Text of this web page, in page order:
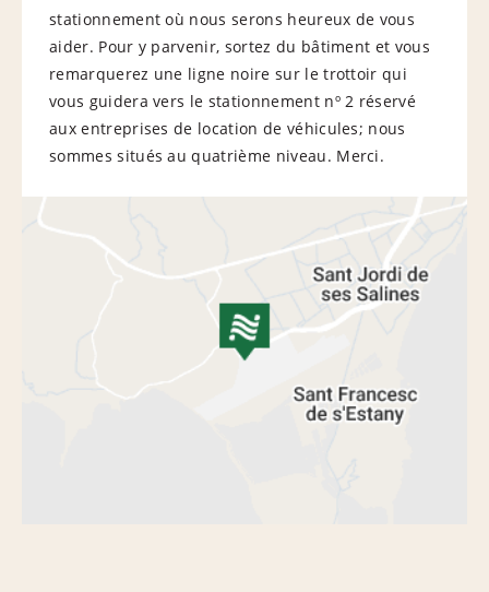
stationnement où nous serons heureux de vous
aider. Pour y parvenir, sortez du bâtiment et vous
remarquerez une ligne noire sur le trottoir qui
vous guidera vers le stationnement nº 2 réservé
aux entreprises de location de véhicules; nous
sommes situés au quatrième niveau. Merci.